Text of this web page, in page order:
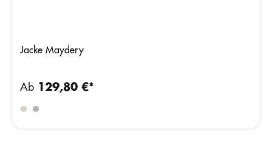
Jacke Maydery
Ab 129,80 €*